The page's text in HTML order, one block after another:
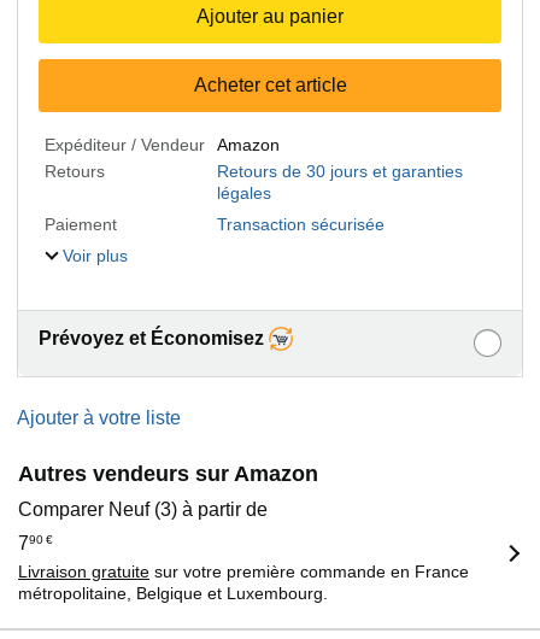
Ajouter au panier
Acheter cet article
Expéditeur / Vendeur
Amazon
Retours
Retours de 30 jours et garanties
légales
Paiement
Transaction sécurisée
Voir plus
Prévoyez et Économisez
Ajouter à votre liste
Autres vendeurs sur Amazon
Comparer Neuf (3) à partir de
790€
Livraison gratuite sur votre première commande en France
métropolitaine, Belgique et Luxembourg.